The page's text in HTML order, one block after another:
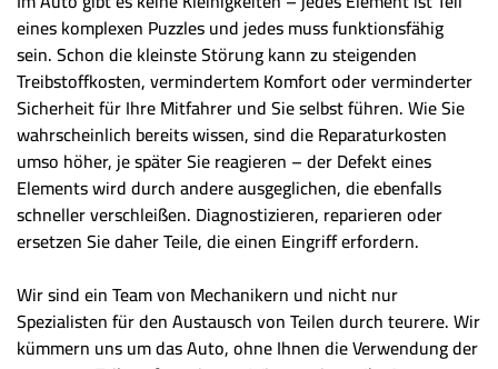
eines komplexen Puzzles und jedes muss funktionsfähig
sein. Schon die kleinste Störung kann zu steigenden
Treibstoffkosten, vermindertem Komfort oder verminderter
Sicherheit für Ihre Mitfahrer und Sie selbst führen. Wie Sie
wahrscheinlich bereits wissen, sind die Reparaturkosten
umso höher, je später Sie reagieren – der Defekt eines
Elements wird durch andere ausgeglichen, die ebenfalls
schneller verschleißen. Diagnostizieren, reparieren oder
ersetzen Sie daher Teile, die einen Eingriff erfordern.
Wir sind ein Team von Mechanikern und nicht nur
Spezialisten für den Austausch von Teilen durch teurere. Wir
kümmern uns um das Auto, ohne Ihnen die Verwendung der